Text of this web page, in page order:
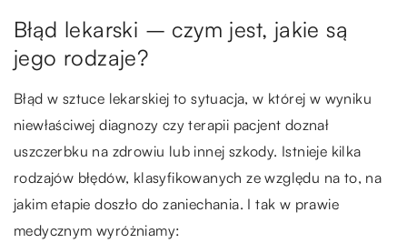
Błąd lekarski – czym jest, jakie są
jego rodzaje?
Błąd w sztuce lekarskiej to sytuacja, w której w wyniku
niewłaściwej diagnozy czy terapii pacjent doznał
uszczerbku na zdrowiu lub innej szkody. Istnieje kilka
rodzajów błędów, klasyfikowanych ze względu na to, na
jakim etapie doszło do zaniechania. I tak w prawie
medycznym wyróżniamy: